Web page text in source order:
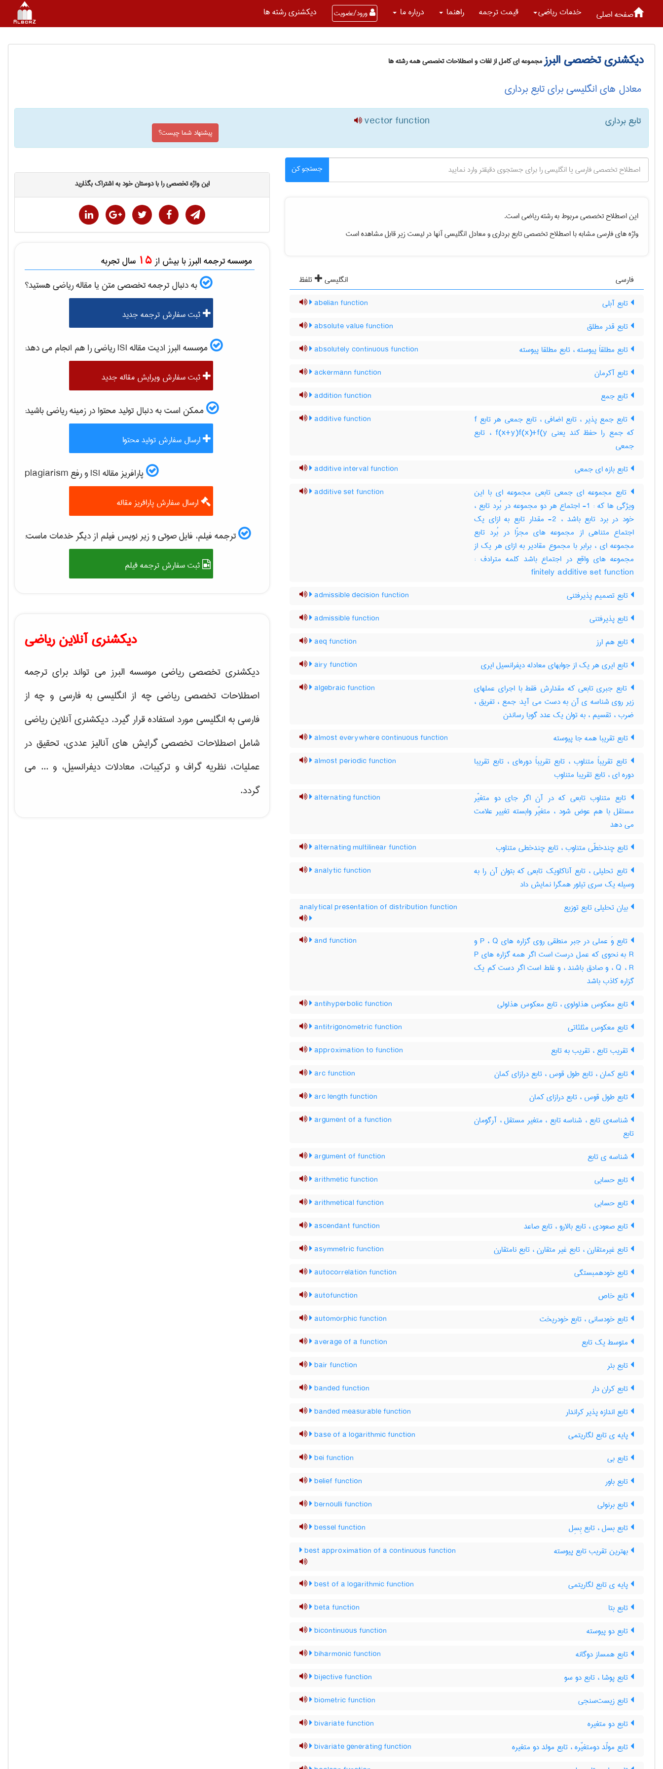
صفحه اصلی خدمات رياضی قیمت ترجمه راهنما درباره ما ورود/عضویت دیکشنری رشته ها
دیکشنری تخصصی البرزمجموعه ای کامل از لغات و اصطلاحات تخصصی همه رشته ها
معادل های انگلیسی برای تابع برداری
تابع برداری vector function
پیشنهاد شما چیست؟
جستجو کن
این اصطلاح تخصصی مربوط به رشتهرياضیاست.
واژه های فارسی مشابه با اصطلاح تخصصیتابع برداریو معادل انگلیسی آنها در لیست زیر قابل مشاهده است
فارسی انگلیسی
تلفظ
تابع آبلی
abelian function
تابع قدر مطلق absolute value function
تابع مطلقاَ پیوسته ، تابع مطلقا پیوسته absolutely continuous function
تابع آکرمان ackermann function
تابع جمع addition function
تابع جمع پذیر ، تابع اضافی ، تابع جمعی هر تابع f
که جمع را حفظ کند یعنی f(x+y)f(x)+f(y ، تابع
جمعی
additive function
تابع بازه ای جمعی additive interval function
تابع مجموعه ای جمعی تابعی مجموعه ای با این
ویژگی ها که : 1- اجتماع هر دو مجموعه در بُرد تابع ،
خود در برد تابع باشد ، 2- مقدار تابع به ازای یک
اجتماع متناهی از مجموعه های مجزّا در بُرد تابع
مجموعه ای ، برابر با مجموع مقادیر به ازای هر یک از
مجموعه های واقع در اجتماع باشد کلمه مترادف :
finitely additive set function
additive set function
تابع تصمیم پذیرفتنی admissible decision function
تابع پذیرفتنی admissible function
تابع هم ارز aeq function
تابع ایری هر یک از جوابهای معادله دیفرانسیل ایری airy function
تابع جبری تابعی که مقدارش فقط با اجرای عملهای
زیر روی شناسه ی آن به دست می آید: جمع ، تفریق ،
ضرب ، تقسیم ، به توان یک عدد گویا رساندن
algebraic function
تابع تقریبا همه جا پیوسته almost everywhere continuous function
تابع تقریباً متناوب ، تابع تقریباً دوره‌ای ، تابع تقریبا
دوره ای ، تابع تقریبا متناوب
almost periodic function
تابع متناوب تابعی که در آن اگر جای دو متغیّر
مستقل با هم عوض شود ، متغیّر وابسته تغییر علامت
می دهد
alternating function
تابع چندخطّی متناوب ، تابع چندخطی متناوب alternating multilinear function
تابع تحلیلی ، تابع آناکاویک تابعی که بتوان آن را به
وسیله یک سری تیلور همگرا نمایش داد
analytic function
بیان تحلیلی تابع توزیع analytical presentation of distribution function
تابع وَ عملی در جبر منطقی روی گزاره های P ، Q و
R به نحوی که عمل درست است اگر همه گزاره های P
، Q ، R و صادق باشند ، و غلط است اگر دست کم یک
گزاره کاذب باشد
and function
تابع معکوس هذلولوی ، تابع معکوس هذلولی antihyperbolic function
تابع معکوس مثلثاتی antitrigonometric function
تقریب تابع ، تقریب به تابع approximation to function
تابع کمان ، تابع طول قوس ، تابع درازای کمان arc function
تابع طول قوس ، تابع درازای کمان arc length function
شناسه‌ی تابع ، شناسه تابع ، متغیر مستقل ، آرگومان
تابع
argument of a function
شناسه ی تابع argument of function
تابع حسابی arithmetic function
تابع حسابی arithmetical function
تابع صعودی ، تابع بالارو ، تابع صاعد ascendant function
تابع غیرمتقارن ، تابع غیر متقارن ، تابع نامتقارن asymmetric function
تابع خودهمبستگی autocorrelation function
تابع خاص autofunction
تابع خودسانی ، تابع خودریخت automorphic function
متوسط یک تابع average of a function
تابع بئر bair function
تابع کران دار banded function
تابع اندازه پذیر کراندار banded measurable function
پایه ی تابع لگاریتمی base of a logarithmic function
تابع بی bei function
تابع باور belief function
تابع برنولی bernoulli function
تابع بسل ، تابع بِسِل bessel function
بهترین تقریب تابع پیوسته best approximation of a continuous function
پایه ی تابع لگاریتمی best of a logarithmic function
تابع بتا beta function
تابع دو پیوسته bicontinuous function
تابع همساز دوگانه biharmonic function
تابع پوشا ، تابع دو سو bijective function
تابع زیست‌سنجی biometric function
تابع دو متغیره bivariate function
تابع مولّد دومتغیّره ، تابع مولد دو متغیره bivariate generating function
این واژه تخصصی را با دوستان خود به اشتراک بگذارید
موسسه ترجمه البرز با بیش از 15 سال تجربه
به دنبال ترجمه تخصصی متن یا مقالهرياضیهستید؟
ثبت سفارش ترجمه جدید
موسسه البرز ادیت مقاله ISI رياضیرا هم انجام می دهد:
ثبت سفارش ویرایش مقاله جدید
ممکن است به دنبال تولید محتوا در زمینهرياضیباشید:
ارسال سفارش تولید محتوا
پارافریز مقاله ISI و رفع plagiarism
ارسال سفارش پارافریز مقاله
ترجمه فیلم، فایل صوتی و زیر نویس فیلم از دیگر خدمات ماست:
ثبت سفارش ترجمه فیلم
دیکشنری آنلاین ریاضی
دیکشنری تخصصی ریاضی موسسه البرز می تواند برای ترجمه
اصطلاحات تخصصی ریاضی چه از انگلیسی به فارسی و چه از
فارسی به انگلیسی مورد استفاده قرار گیرد. دیکشنری آنلاین ریاضی
شامل اصطلاحات تخصصی گرایش هایآنالیز عددی، تحقیق در
عملیات، نظریه گراف و تركیبات، معادلات دیفرانسیل، و ... می
گردد.